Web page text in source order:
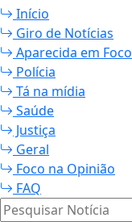
Início
Giro de Notícias
Aparecida em Foco
Polícia
Tá na mídia
Saúde
Justiça
Geral
Foco na Opinião
FAQ
Pesquisar Notícia